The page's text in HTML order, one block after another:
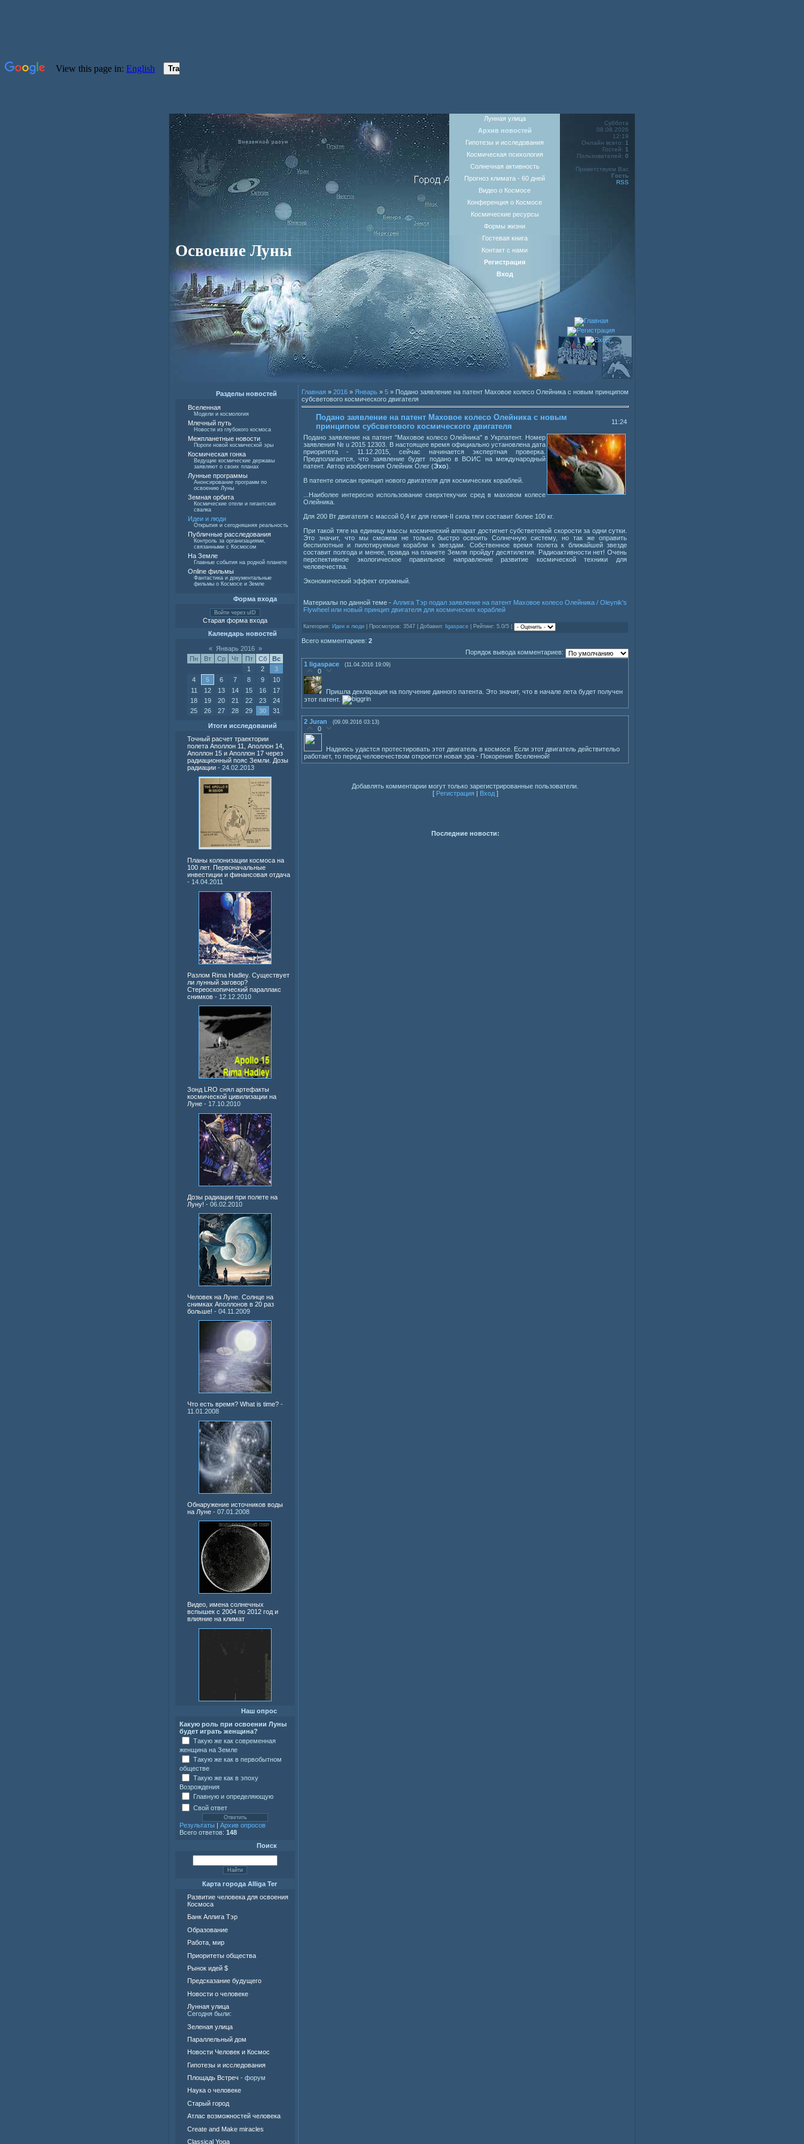
Освоение Луны
Лунная улица
Архив новостей
Гипотезы и исследования
Космическая психология
Солнечная активность
Прогноз климата - 60 дней
Видео о Космосе
Конференция о Космосе
Космические ресурсы
Формы жизни
Гостевая книга
Контакт с нами
Регистрация
Вход
Суббота
08.08.2026
12:19
Онлайн всего: 1
Гостей: 1
Пользователей: 0
Приветствуем Вас
Гость
RSS
Разделы новостей
Вселенная
Модели и космология
Млечный путь
Новости из глубокого космоса
Межпланетные новости
Пороги новой космической эры
Космическая гонка
Ведущие космические державы
заявляют о своих планах
Лунные программы
Анонсирование программ по
освоению Луны
Земная орбита
Космические отели и гигантская
свалка
Идеи и люди
Открытия и сегодняшняя реальность
Публичные расследования
Контроль за организациями,
связанными с Космосом
На Земле
Главные события на родной планете
Online фильмы
Фантастика и документальные
фильмы о Космосе и Земле
Форма входа
Войти через uID
Старая форма входа
Календарь новостей
« Январь 2016 »
Пн
Вт Ср Чт Пт Сб
Вс
1
2
3
4
5 6 7 8 9
10
11
12 13 14 15 16
17
18
19 20 21 22 23
24
25
26 27 28 29 30 31
Итоги исследований
Точный расчет траектории
полета Аполлон 11, Аполлон 14,
Аполлон 15 и Аполлон 17 через
радиационный пояс Земли. Дозы
радиации - 24.02.2013
Планы колонизации космоса на
100 лет. Первоначальные
инвестиции и финансовая отдача
- 14.04.2011
Разлом Rima Hadley. Существует
ли лунный заговор?
Стереоскопический параллакс
снимков - 12.12.2010
Зонд LRO снял артефакты
космической цивилизации на
Луне - 17.10.2010
Дозы радиации при полете на
Луну! - 06.02.2010
Человек на Луне. Солнце на
снимках Аполлонов в 20 раз
больше! - 04.11.2009
Что есть время? What is time? -
11.01.2008
Обнаружение источников воды
на Луне - 07.01.2008
Видео, имена солнечных
вспышек с 2004 по 2012 год и
влияние на климат
Наш опрос
Какую роль при освоении Луны
будет играть женщина?
Такую же как современная
женщина на Земле
Такую же как в первобытном
обществе
Такую же как в эпоху
Возрождения
Главную и определяющую
Свой ответ
Результаты | Архив опросов
Всего ответов: 148
Поиск
Карта города Alliga Ter
Развитие человека для освоения
Космоса
Банк Аллига Тэр
Образование
Работа, мир
Приоритеты общества
Рынок идей $
Предсказание будущего
Новости о человеке
Лунная улица
Сегодня были:
Зеленая улица
Параллельный дом
Новости Человек и Космос
Гипотезы и исследования
Площадь Встреч - форум
Наука о человеке
Старый город
Атлас возможностей человека
Create and Make miracles
Classical Yoga
Главная » 2016 » Январь » 5 » Подано заявление на патент Маховое колесо Олейника с новым принципом
субсветового космического двигателя
Подано заявление на патент Маховое колесо Олейника с новым
принципом субсветового космического двигателя
11:24
Подано заявление на патент "Маховое колесо Олейника" в Укрпатент. Номер
заявления № u 2015 12303. В настоящее время официально установлена дата
приоритета - 11.12.2015, сейчас начинается экспертная проверка.
Предполагается, что заявление будет подано в ВОИС на международный
патент. Автор изобретения Олейник Олег (Эхо).
В патенте описан принцип нового двигателя для космических кораблей.
...Наиболее интересно использование сверхтекучих сред в маховом колесе
Олейника.
Для 200 Вт двигателя с массой 0,4 кг для гелия-ІІ сила тяги составит более 100 кг.
При такой тяге на единицу массы космический аппарат достигнет субстветовой скорости за одни сутки.
Это значит, что мы сможем не только быстро освоить Солнечную систему, но так же оправить
беспилотные и пилотируемые корабли к звездам. Собственное время полета к ближайшей звезде
составит полгода и менее, правда на планете Земля пройдут десятилетия. Радиоактивности нет! Очень
перспективное экологическое правильное направление развитие космической техники для
человечества.
Экономический эффект огромный.
Материалы по данной теме - Аллига Тэр подал заявление на патент Маховое колесо Олейника / Oleynik's
Flywheel или новый принцип двигателя для космических кораблей
Категория: Идеи и люди | Просмотров: 3547 | Добавил: ligaspace | Рейтинг: 5.0/5 |
Всего комментариев: 2
Порядок вывода комментариев:
1 ligaspace (11.04.2016 19:09)
0
Пришла декларация на получение данного патента. Это значит, что в начале лета будет получен
этот патент.
2 Juran (09.09.2016 03:13)
0
Надеюсь удастся протестировать этот двигатель в космосе. Если этот двигатель действительо
работает, то перед человечеством откроется новая эра - Покорение Вселенной!
Добавлять комментарии могут только зарегистрированные пользователи.
[ Регистрация| Вход]
Последние новости: